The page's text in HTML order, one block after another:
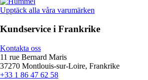
Upptäck alla våra varumärken
Kundservice i Frankrike
Kontakta oss
11 rue Bernard Maris
37270 Montlouis-sur-Loire, Frankrike
+33 1 86 47 62 58